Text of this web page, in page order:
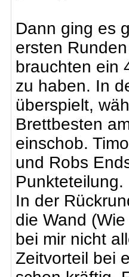
Dann ging es
ersten
brauchten ein
zu haben. In
überspielt,
Brettbesten
einschob.
und Robs
In der
die Wand
bei mir nicht
Zeitvorteil bei